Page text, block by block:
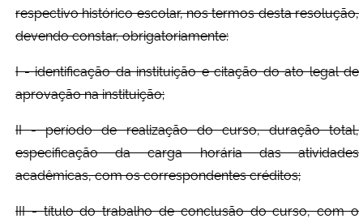
respectivo histórico escolar, nos termos desta resolução,
devendo constar, obrigatoriamente:
I - identificação da instituição e citação do ato legal de
aprovação na instituição;
II - período de realização do curso, duração total,
especificação da carga horária das atividades
acadêmicas, com os correspondentes créditos;
III - título do trabalho de conclusão do curso, com o